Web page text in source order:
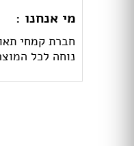
מי אנחנו :
נוחה לכל